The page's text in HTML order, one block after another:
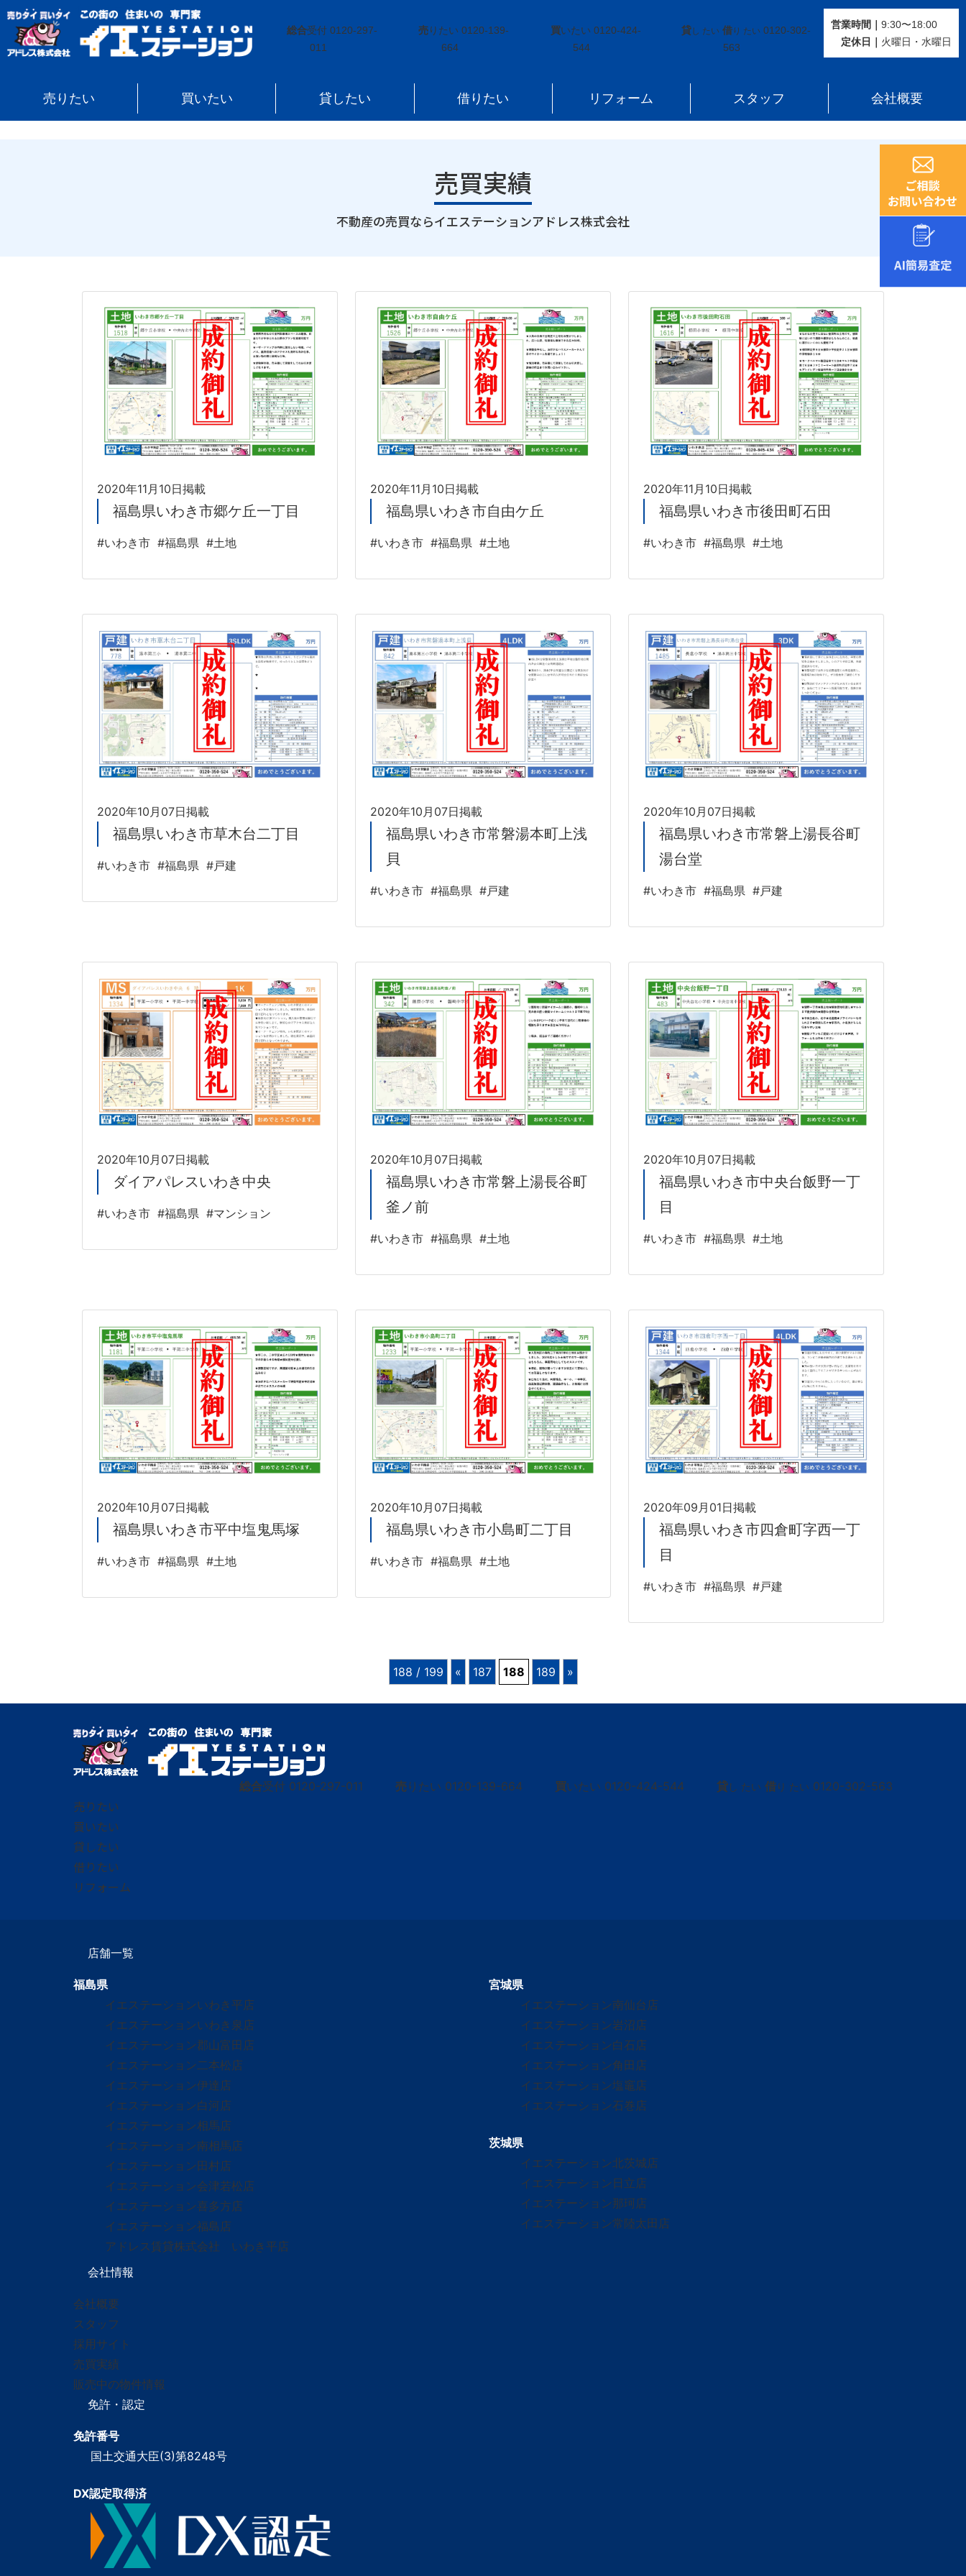
総合受付 0120-297-
011
売りたい 0120-139-
664
買いたい 0120-424-
544
貸し たい 借り たい 0120-302-
563
営業時間｜ 9:30〜18:00
定休⽇｜ 火曜⽇・水曜⽇
売りたい 買いたい 貸したい 借りたい リフォーム スタッフ 会社概要
イエステーション » 売買実績
売買実績
｜
不動産の売買ならイエステーションアドレス株式会社
2020年11月10日掲載
福島県いわき市郷ケ丘一丁目
#いわき市 #福島県 #土地
2020年11月10日掲載
福島県いわき市自由ケ丘
#いわき市 #福島県 #土地
2020年11月10日掲載
福島県いわき市後田町石田
#いわき市 #福島県 #土地
2020年10月07日掲載
福島県いわき市草木台二丁目
#いわき市 #福島県 #戸建
2020年10月07日掲載
福島県いわき市常磐湯本町上浅
貝
#いわき市 #福島県 #戸建
2020年10月07日掲載
福島県いわき市常磐上湯長谷町
湯台堂
#いわき市 #福島県 #戸建
2020年10月07日掲載
ダイアパレスいわき中央
#いわき市 #福島県 #マンション
2020年10月07日掲載
福島県いわき市常磐上湯長谷町
釜ノ前
#いわき市 #福島県 #土地
2020年10月07日掲載
福島県いわき市中央台飯野一丁
目
#いわき市 #福島県 #土地
2020年10月07日掲載
福島県いわき市平中塩鬼馬塚
#いわき市 #福島県 #土地
2020年10月07日掲載
福島県いわき市小島町二丁目
#いわき市 #福島県 #土地
2020年09月01日掲載
福島県いわき市四倉町字西一丁
目
#いわき市 #福島県 #戸建
188 / 199 « 187 188 189 »
総合受付 0120-297-011 売りたい 0120-139-664 買いたい 0120-424-544 貸し たい 借り たい 0120-302-563
売りたい
買いたい
貸したい
借りたい
リフォーム
店舗一覧
福島県
イエステーションいわき平店
イエステーションいわき泉店
イエステーション郡山富田店
イエステーション二本松店
イエステーション伊達店
イエステーション白河店
イエステーション相馬店
イエステーション南相馬店
イエステーション田村店
イエステーション会津若松店
イエステーション喜多方店
イエステーション福島店
アドレス賃貸株式会社 いわき平店
宮城県
イエステーション南仙台店
イエステーション岩沼店
イエステーション白石店
イエステーション角田店
イエステーション塩竈店
イエステーション石巻店
茨城県
イエステーション北茨城店
イエステーション日立店
イエステーション那珂店
イエステーション常陸太田店
会社情報
会社概要
スタッフ
採用サイト
売買実績
販売中の物件情報
免許・認定
免許番号
国土交通大臣(3)第8248号
DX認定取得済